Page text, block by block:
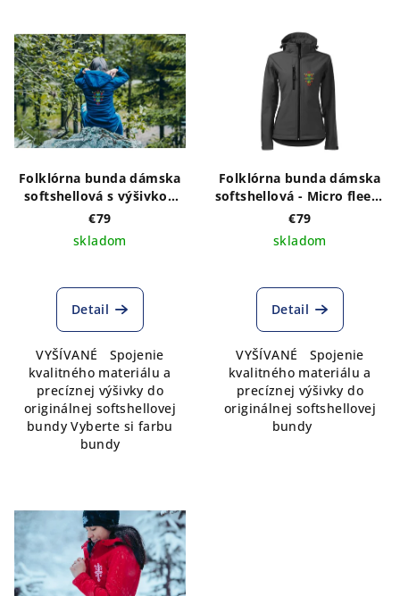
Folklórna bunda dámska
softshellová s výšivkou
vzor ADAM vpredu a
vzadu
€79
skladom
Detail
VYŠÍVANÉ Spojenie
kvalitného materiálu a
precíznej výšivky do
originálnej softshellovej
bundy Vyberte si farbu
bundy
Folklórna bunda dámska
softshellová - Micro fleece
s VÝŠIVKOU vzoru ADAM
folk vpredu a vzadu
€79
skladom
Detail
VYŠÍVANÉ Spojenie
kvalitného materiálu a
precíznej výšivky do
originálnej softshellovej
bundy